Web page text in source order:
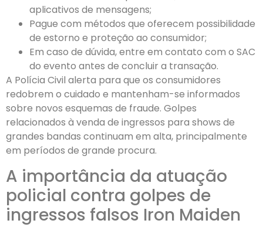
aplicativos de mensagens;
Pague com métodos que oferecem possibilidade
de estorno e proteção ao consumidor;
Em caso de dúvida, entre em contato com o SAC
do evento antes de concluir a transação.
A Polícia Civil alerta para que os consumidores
redobrem o cuidado e mantenham-se informados
sobre novos esquemas de fraude. Golpes
relacionados à venda de ingressos para shows de
grandes bandas continuam em alta, principalmente
em períodos de grande procura.
A importância da atuação
policial contra golpes de
ingressos falsos Iron Maiden